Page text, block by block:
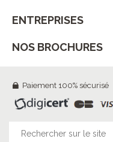
ENTREPRISES
NOS BROCHURES
Paiement 100% sécurisé